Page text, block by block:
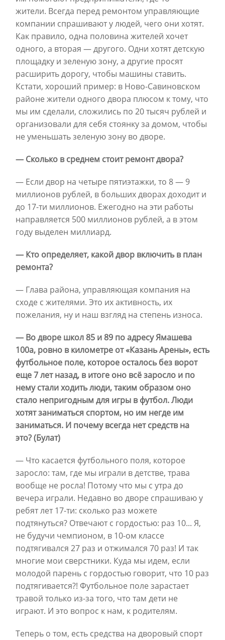
жители. Всегда перед ремонтом управляющие
компании спрашивают у людей, чего они хотят.
Как правило, одна половина жителей хочет
одного, а вторая — другого. Одни хотят детскую
площадку и зеленую зону, а другие просят
расширить дорогу, чтобы машины ставить.
Кстати, хороший пример: в Ново-Савиновском
районе жители одного двора плюсом к тому, что
мы им сделали, сложились по 20 тысяч рублей и
организовали для себя стоянку за домом, чтобы
не уменьшать зеленую зону во дворе.
— Сколько в среднем стоит ремонт двора?
— Если двор на четыре пятиэтажки, то 8 — 9
миллионов рублей, в больших дворах доходит и
до 17-ти миллионов. Ежегодно на эти работы
направляется 500 миллионов рублей, а в этом
году выделен миллиард.
— Кто определяет, какой двор включить в план
ремонта?
— Глава района, управляющая компания на
сходе с жителями. Это их активность, их
пожелания, ну и наш взгляд на степень износа.
— Во дворе школ 85 и 89 по адресу Ямашева
100а, ровно в километре от «Казань Арены», есть
футбольное поле, которое осталось без ворот
еще 7 лет назад, в итоге оно всё заросло и по
нему стали ходить люди, таким образом оно
стало непригодным для игры в футбол. Люди
хотят заниматься спортом, но им негде им
заниматься. И почему всегда нет средств на
это? (Булат)
— Что касается футбольного поля, которое
заросло: там, где мы играли в детстве, трава
вообще не росла! Потому что мы с утра до
вечера играли. Недавно во дворе спрашиваю у
ребят лет 17-ти: сколько раз можете
подтянуться? Отвечают с гордостью: раз 10... Я,
не будучи чемпионом, в 10-ом классе
подтягивался 27 раз и отжимался 70 раз! И так
многие мои сверстники. Куда мы идем, если
молодой парень с гордостью говорит, что 10 раз
подтягивается?! Футбольное поле зарастает
травой только из-за того, что там дети не
играют. И это вопрос к нам, к родителям.
Теперь о том, есть средства на дворовый спорт